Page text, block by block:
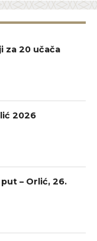
za 20 učača
2026
– Orlić, 26.